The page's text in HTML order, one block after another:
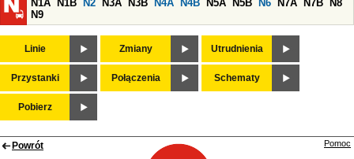
N1A
N1B N2 N3A N3B N4A N4B N5A N5B N6 N7A N7B
N8
N9
Linie Zmiany Utrudnienia
Przystanki Połączenia Schematy
Pobierz
Powrót Pomoc